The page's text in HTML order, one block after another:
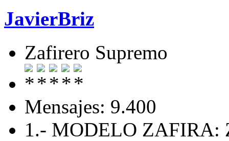
JavierBriz
Zafirero Supremo
Mensajes: 9.400
1.- MODELO ZAFIRA: